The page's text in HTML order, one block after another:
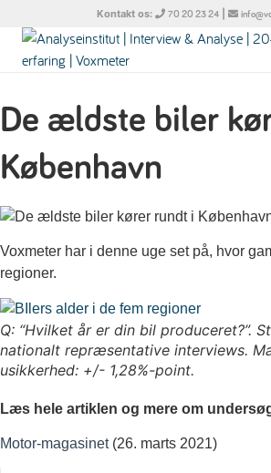
Kontakt os: 70 20 23 24 |
De ældste biler
København
Voxmeter har i denne uge set på, hvor
regioner.
Q: “Hvilket år er din bil produceret?”.
nationalt repræsentative interviews.
usikkerhed: +/- 1,28%-point.
Læs hele artiklen og mere om
Motor-magasinet(26. marts 2021)